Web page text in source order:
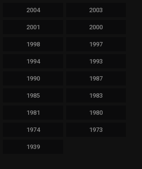
2004 2003
2001 2000
1998 1997
1994 1993
1990 1987
1985 1983
1981 1980
1974 1973
1939